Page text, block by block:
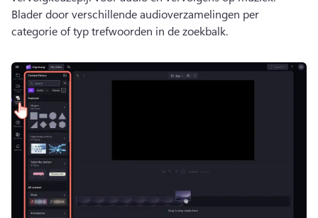
Blader door verschillende audioverzamelingen per
categorie of typ trefwoorden in de zoekbalk.